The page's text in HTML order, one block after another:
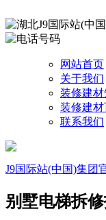
网站首页
关于我们
装修建材
装修建
联系我们
J9国际站(中国)集团
别墅电梯拆